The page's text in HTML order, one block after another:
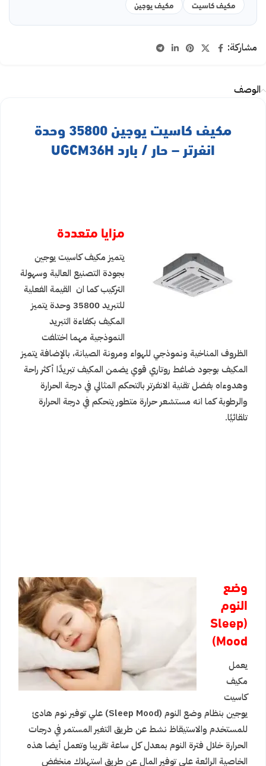
مكيف كاسيت مكيف يوجين
مشاركة:
الوصف
مكيف كاسيت يوجين 35800 وحدة
انفرتر – حار / بارد UGCM36H
مزايا متعددة
يتميز مكيف كاسيت يوجين
بجودة التصنيع العالية وسهولة
التركيب كما ان القيمة الفعلية
للتبريد 35800 وحدة يتميز
المكيف بكفاءة التبريد
النموذجية مهما اختلفت
الظروف المناخية ونموذجي للهواء ومرونة الصيانة، بالإضافة يتميز
المكيف بوجود ضاغط روتاري قوي يضمن المكيف تبريدًا أكثر راحة
وهدوءاه بفضل تقنية الانفرتر بالتحكم المثالي في درجة الحرارة
والرطوبة كما انه مستشعر حرارة متطور يتحكم في درجة الحرارة
تلقائيًا.
وضع
النوم
(Sleep
Mood)
يعمل
مكيف
كاسيت
يوجين بنظام وضع النوم (Sleep Mood)
علي توفير نوم هادئ
للمستخدم والاستيقاظ نشط عن طريق التغير المستمر في درجات
الحرارة خلال فترة النوم بمعدل كل ساعة تقريبا وتعمل أيضا هذه
الخاصية الرائعة علي توفير المال عن طريق استهلاك منخفض